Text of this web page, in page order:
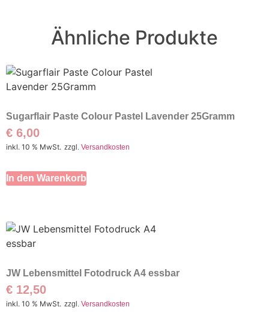
Ähnliche Produkte
Sugarflair Paste Colour Pastel Lavender 25Gramm
€ 6,00
inkl. 10 % MwSt. zzgl. Versandkosten
In den Warenkorb
JW Lebensmittel Fotodruck A4 essbar
€ 12,50
inkl. 10 % MwSt. zzgl. Versandkosten